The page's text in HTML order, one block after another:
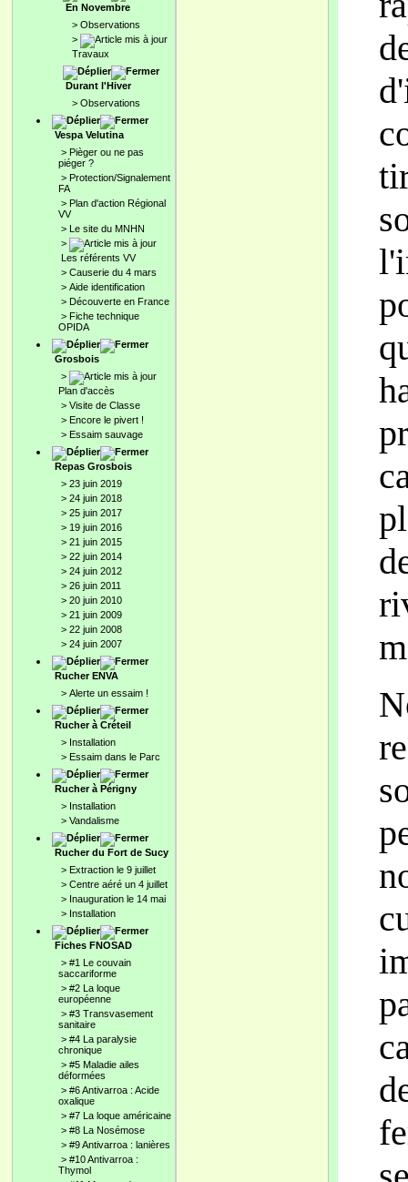
En Novembre
> Observations
>
Travaux
Durant l'Hiver
> Observations
Vespa Velutina
> Pièger ou ne pas
piéger ?
> Protection/Signalement
FA
> Plan d'action Régional
VV
> Le site du MNHN
>
Les référents VV
> Causerie du 4 mars
> Aide identification
> Découverte en France
> Fiche technique
OPIDA
Grosbois
>
Plan d'accès
> Visite de Classe
> Encore le pivert !
> Essaim sauvage
Repas Grosbois
> 23 juin 2019
> 24 juin 2018
> 25 juin 2017
> 19 juin 2016
> 21 juin 2015
> 22 juin 2014
> 24 juin 2012
> 26 juin 2011
> 20 juin 2010
> 21 juin 2009
> 22 juin 2008
> 24 juin 2007
Rucher ENVA
> Alerte un essaim !
Rucher à Créteil
> Installation
> Essaim dans le Parc
Rucher à Périgny
> Installation
> Vandalisme
Rucher du Fort de Sucy
> Extraction le 9 juillet
> Centre aéré un 4 juillet
> Inauguration le 14 mai
> Installation
Fiches FNOSAD
> #1 Le couvain
saccariforme
> #2 La loque
européenne
> #3 Transvasement
sanitaire
> #4 La paralysie
chronique
> #5 Maladie ailes
déformées
> #6 Antivarroa : Acide
oxalique
> #7 La loque américaine
> #8 La Nosémose
> #9 Antivarroa : lanières
> #10 Antivarroa :
Thymol